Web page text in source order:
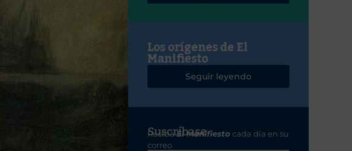
Los orígenes de El
Manifiesto
Seguir leyendo
Suscríbase
RecibaEl Manifiesto cada día en su
correo